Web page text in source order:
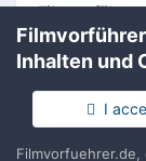
Sprache
Inhalten und
I